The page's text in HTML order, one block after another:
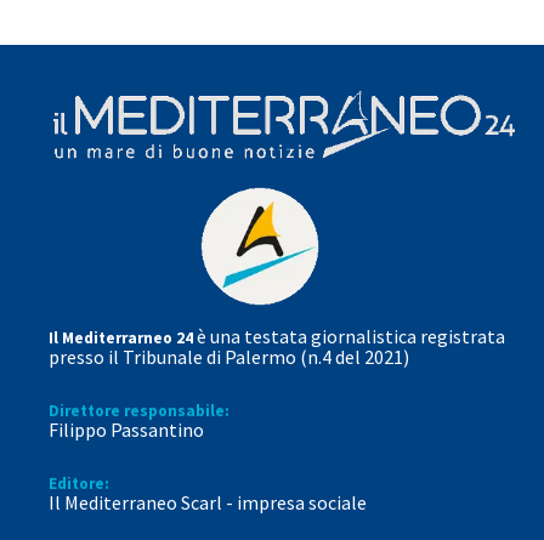
Il Mediterrarneo 24è una testata giornalistica registrata
presso il Tribunale di Palermo (n.4 del 2021)
Direttore responsabile:
Filippo Passantino
Editore:
Il Mediterraneo Scarl - impresa sociale